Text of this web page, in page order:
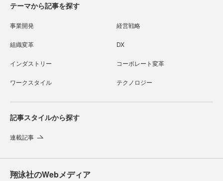
テーマから記事を探す
事業開発 経営戦略
組織変革 DX
インダストリー コーポレート変革
ワークスタイル テクノロジー
記事スタイルから探す
連載記事
翔泳社のWebメディア